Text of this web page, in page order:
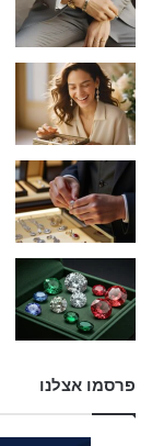
פרסמו אצלנו